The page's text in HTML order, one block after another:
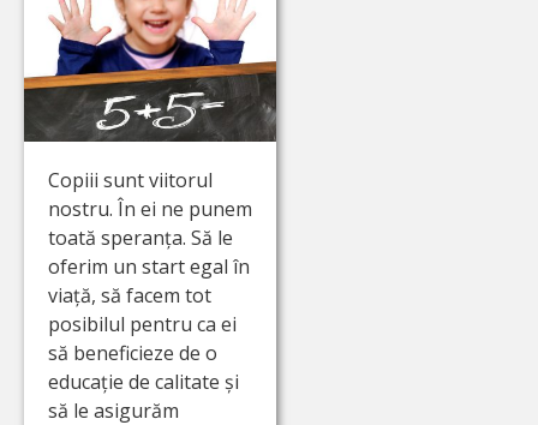
Copiii sunt viitorul
nostru. În ei ne punem
toată speranța. Să le
oferim un start egal în
viață, să facem tot
posibilul pentru ca ei
să beneficieze de o
educație de calitate și
să le asigurăm